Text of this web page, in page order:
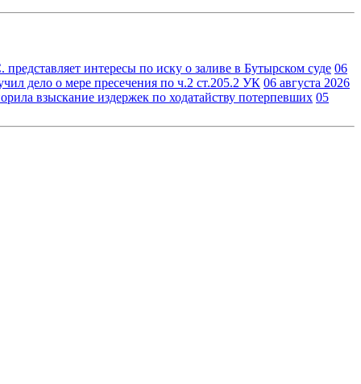
интересы по иску о заливе в Бутырском суде 06
дело о мере пресечения по ч.2 ст.205.2 УК 06 августа 2026
взыскание издержек по ходатайству потерпевших 05